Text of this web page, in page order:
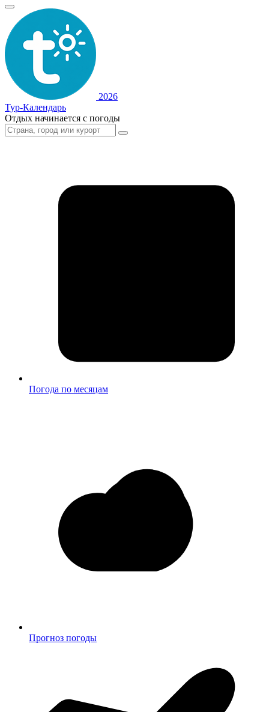
2026
Тур-Календарь
Отдых начинается с погоды
Погода по месяцам
Прогноз погоды